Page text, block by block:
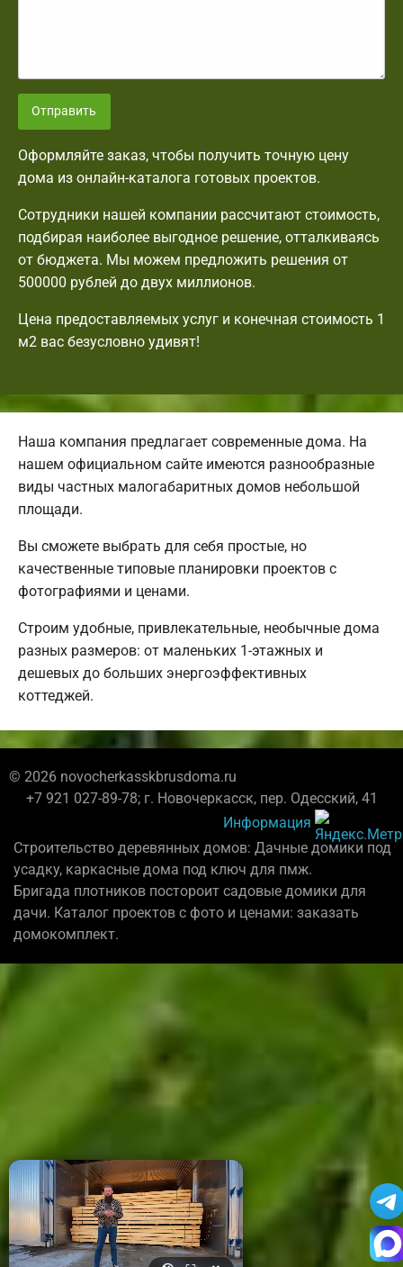
Отправить
Оформляйте заказ, чтобы получить точную цену
дома из онлайн-каталога готовых проектов.
Сотрудники нашей компании рассчитают стоимость,
подбирая наиболее выгодное решение, отталкиваясь
от бюджета. Мы можем предложить решения от
500000 рублей до двух миллионов.
Цена предоставляемых услуг и конечная стоимость 1
м2 вас безусловно удивят!
Наша компания предлагает современные дома. На
нашем официальном сайте имеются разнообразные
виды частных малогабаритных домов небольшой
площади.
Вы сможете выбрать для себя простые, но
качественные типовые планировки проектов с
фотографиями и ценами.
Строим удобные, привлекательные, необычные дома
разных размеров: от маленьких 1-этажных и
дешевых до больших энергоэффективных
коттеджей.
© 2026 novocherkasskbrusdoma.ru
+7 921 027-89-78; г. Новочеркасск, пер. Одесский, 41
Информация
Строительство деревянных домов: Дачные домики под
усадку, каркасные дома под ключ для пмж.
Бригада плотников постороит садовые домики для
дачи. Каталог проектов с фото и ценами: заказать
домокомплект.